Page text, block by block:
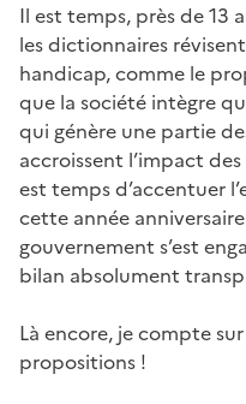
Il est temps, près de 13
les dictionnaires
handicap, comme le
que la société intègre
qui génère une partie
accroissent l’impact
est temps d’accentuer
cette année
gouvernement s’est
bilan absolument
Là encore, je compte
propositions !